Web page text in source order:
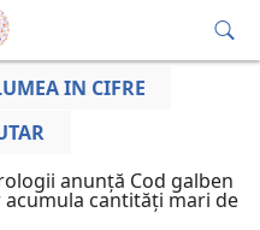
IN CIFRE
anunță Cod galben
acumula cantități mari de